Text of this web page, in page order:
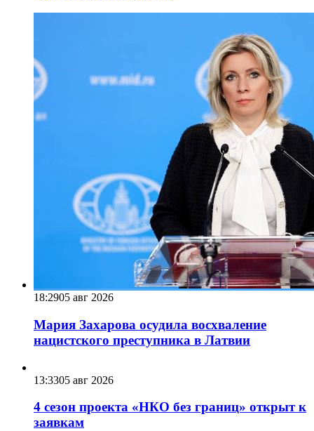
18:2905 авг 2026
Мария Захарова осудила восхваление
нацистского преступника в Латвии
13:3305 авг 2026
4 сезон проекта «НКО без границ» открыт к
заявкам